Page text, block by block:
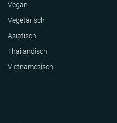
Vegan
Vegetarisch
Asiatisch
Thailändisch
Vietnamesisch